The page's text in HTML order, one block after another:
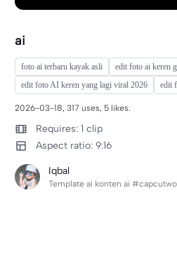
ai
foto ai terbaru kayak asli edit foto ai keren
edit foto AI keren yang lagi viral 2026
edit
2026-03-18, 317 uses, 5 likes.
Requires: 1 clip
Aspect ratio: 9:16
Iqbal
Template ai konten ai